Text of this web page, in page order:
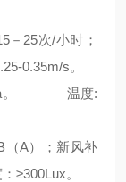
－25次/小时；
0.35m/s。
。 温度:
（A）；新风补
。